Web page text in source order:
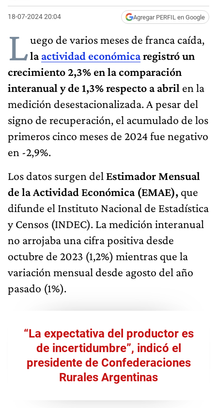
18-07-2024 20:04 Agregar PERFIL en Google
Luego de varios meses de franca caída,
laactividad económicaregistró un
crecimiento 2,3% en la comparación
interanual y de 1,3% respecto a abril en la
medición desestacionalizada. A pesar del
signo de recuperación, el acumulado de los
primeros cinco meses de 2024 fue negativo
en -2,9%.
Los datos surgen del Estimador Mensual
de la Actividad Económica (EMAE), que
difunde el Instituto Nacional de Estadística
y Censos (INDEC). La medición interanual
no arrojaba una cifra positiva desde
octubre de 2023 (1,2%) mientras que la
variación mensual desde agosto del año
pasado (1%).
“La expectativa del productor es
de incertidumbre”, indicó el
presidente de Confederaciones
Rurales Argentinas